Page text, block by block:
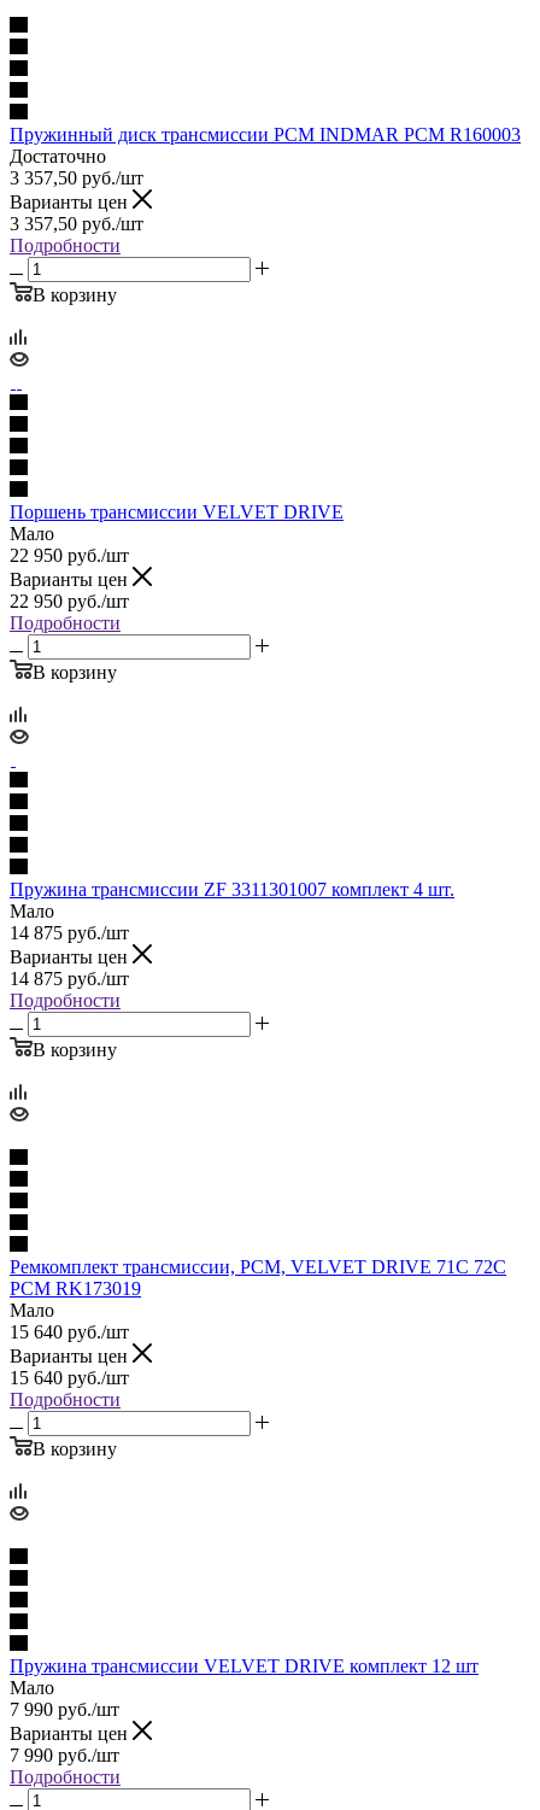
Пружинный диск трансмиссии PCM INDMAR PCM R160003
Достаточно
3 357,50 руб./шт
Варианты цен
3 357,50 руб./шт
Подробности
В корзину
Поршень трансмиссии VELVET DRIVE
Мало
22 950 руб./шт
Варианты цен
22 950 руб./шт
Подробности
В корзину
Пружина трансмиссии ZF 3311301007 комплект 4 шт.
Мало
14 875 руб./шт
Варианты цен
14 875 руб./шт
Подробности
В корзину
Ремкомплект трансмиссии, PCM, VELVET DRIVE 71C 72C
PCM RK173019
Мало
15 640 руб./шт
Варианты цен
15 640 руб./шт
Подробности
В корзину
Пружина трансмиссии VELVET DRIVE комплект 12 шт
Мало
7 990 руб./шт
Варианты цен
7 990 руб./шт
Подробности